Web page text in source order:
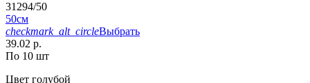
31294/50
50см
checkmark_alt_circleВыбрать
39.02 р.
По 10 шт
Цвет голубой